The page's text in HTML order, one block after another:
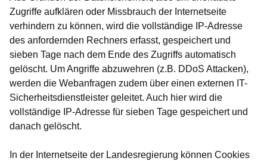
Zugriffe aufklären oder Missbrauch der Internetseite
verhindern zu können, wird die vollständige IP-Adresse
des anfordernden Rechners erfasst, gespeichert und
sieben Tage nach dem Ende des Zugriffs automatisch
gelöscht. Um Angriffe abzuwehren (z.B. DDoS Attacken),
werden die Webanfragen zudem über einen externen IT-
Sicherheitsdienstleister geleitet. Auch hier wird die
vollständige IP-Adresse für sieben Tage gespeichert und
danach gelöscht.
In der Internetseite der Landesregierung können Cookies